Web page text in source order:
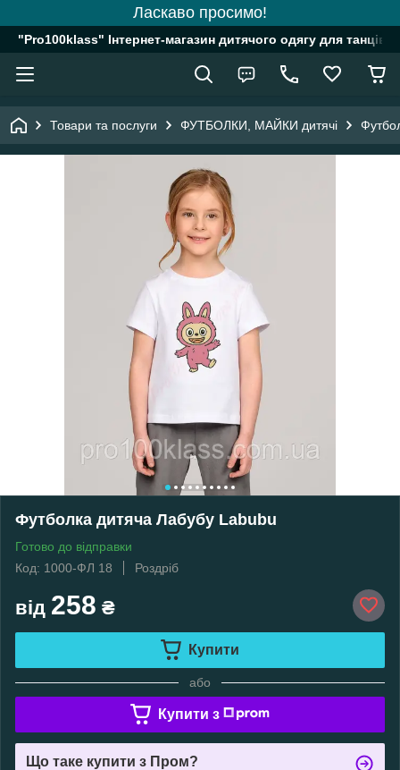
Ласкаво просимо!
"Pro100klass" Інтернет-магазин дитячого одягу для танців,
Товари та послуги ФУТБОЛКИ, МАЙКИ дитячі
Футболка дитяча Лабубу Labubu
Готово до відправки
Код: 1000-ФЛ 18
Роздріб
від 258 ₴
Купити
або
Купити з
Що таке купити з Пром?